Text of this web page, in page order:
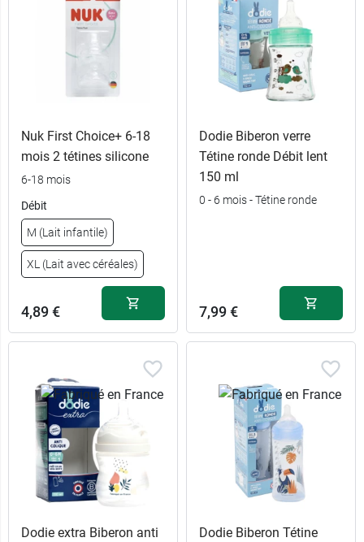
Nuk First Choice+ 6-18
mois 2 tétines silicone
6-18 mois
Débit
M (Lait infantile)
XL (Lait avec céréales)
4,89 €
Dodie Biberon verre
Tétine ronde Débit lent
150 ml
0 - 6 mois - Tétine ronde
7,99 €
Dodie extra Biberon anti
Dodie Biberon Tétine